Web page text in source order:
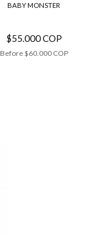
BABY MONSTER
$55.000 COP
Before$60.000 COP